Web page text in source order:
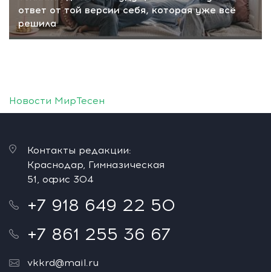
ответ от той версии себя, которая уже всё
решила
Новости МирТесен
Контакты редакции:
Краснодар, Гимназическая
51, офис 304
+7 918 649 22 50
+7 861 255 36 67
vkkrd@mail.ru